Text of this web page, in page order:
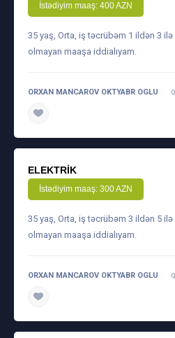
İstədiyim maaş: 400 AZN
35 yaş, Orta, iş təcrübəm 1 ildən 3
olmayan maaşa iddialıyam.
ORXAN MANCAROV OKTYABR OGLU
ELEKTRIK
İstədiyim maaş: 300 AZN
35 yaş, Orta, iş təcrübəm 3 ildən 5
olmayan maaşa iddialıyam.
ORXAN MANCAROV OKTYABR OGLU